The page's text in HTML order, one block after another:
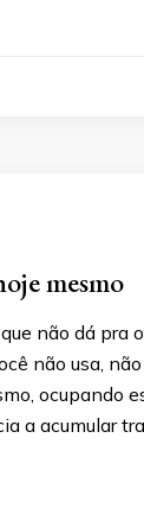
mesmo
não dá pra
não usa,
ocupando
a acumular